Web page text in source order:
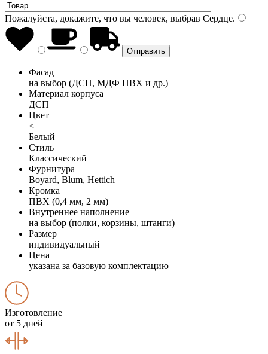
Пожалуйста, докажите, что вы человек, выбрав Сердце.
Фасад
на выбор (ДСП, МДФ ПВХ и др.)
Материал корпуса
ДСП
Цвет
<
Белый
Стиль
Классический
Фурнитура
Boyard, Blum, Hettich
Кромка
ПВХ (0,4 мм, 2 мм)
Внутреннее наполнение
на выбор (полки, корзины, штанги)
Размер
индивидуальный
Цена
указана за базовую комплектацию
Изготовление
от 5 дней